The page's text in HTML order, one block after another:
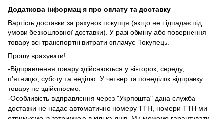
Додаткова інформація про оплату та доставку
Вартість доставки за рахунок покупця (якщо не підпадає під
умови безкоштовної доставки). У разі обміну або повернення
товару всі транспортні витрати оплачує Покупець.
Прошу врахувати!
-Відправлення товару здійснюється у вівторок, середу,
п'ятницю, суботу та неділю. У четвер та понеділок відправку
товару не здійснюємо.
-Особливість відправлення через "Укрпошта" дана служба
доставки не надає автоматично номеру ТТН, номери ТТН ми